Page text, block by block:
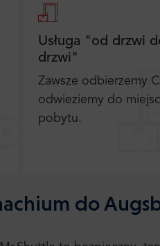
Usługa "od drzwi
drzwi"
Zawsze odbierzemy
odwieziemy do
pobytu.
do